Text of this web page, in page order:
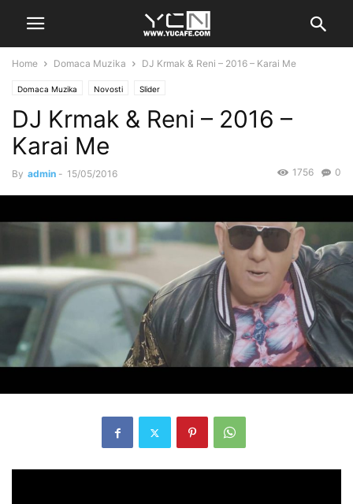
Home Domaca Muzika DJ Krmak & Reni – 2016 – Karai Me
Domaca Muzika Novosti Slider
DJ Krmak & Reni – 2016 –
Karai Me
By admin - 15/05/2016 0
1756